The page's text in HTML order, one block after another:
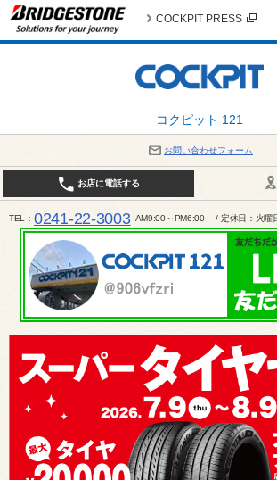
コクピット 121
COCKPIT PRESS
お問い合わせフォーム
お店に電話する
TEL 0241-22-3003 AM9:00～PM6:00 / 定休日：火曜